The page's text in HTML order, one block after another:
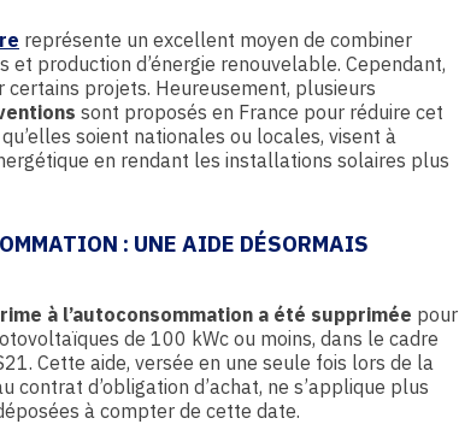
représente un excellent moyen de combiner
et production d’énergie renouvelable. Cependant,
projets. Heureusement, plusieurs
sont proposés en France pour réduire cet
soient nationales ou locales, visent à
en rendant les installations solaires plus
: UNE AIDE DÉSORMAIS
à l’autoconsommation a été supprimée pour
de 100 kWc ou moins, dans le cadre
Cette aide, versée en une seule fois lors de la
contrat d’obligation d’achat, ne s’applique plus
à compter de cette date.